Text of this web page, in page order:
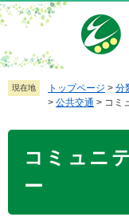
ペ
ー
ジ
の
先
メ
ニ
ュ
ー
を現在地 トップページ > 分
> 公共交通 > コミ
コミュニ
ー